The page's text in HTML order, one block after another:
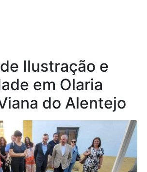
Ilustração e
em Olaria
do Alentejo